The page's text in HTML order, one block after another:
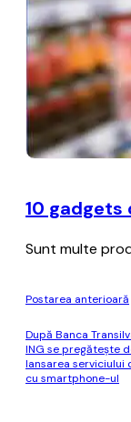
10 gadgets
Sunt multe
Postarea anterioară
După Banca
ING se pregăteşte
lansarea serviciului
cu smartphone-ul